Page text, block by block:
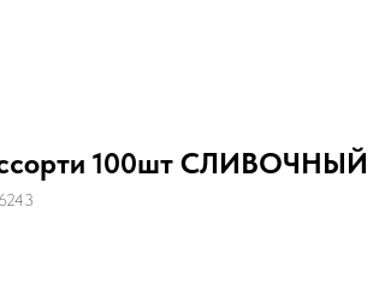
100шт СЛИВОЧНЫЙ
6243